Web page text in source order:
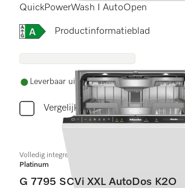
QuickPowerWash I AutoOpen
Online Label Flag, Energielabel
Productinformatieblad
Leverbaar uit voorraad met gratis levering
Vergelijken
Volledig integreerbare vaatwasser XXL
Platinum
G 7795 SCVi XXL AutoDos K2O